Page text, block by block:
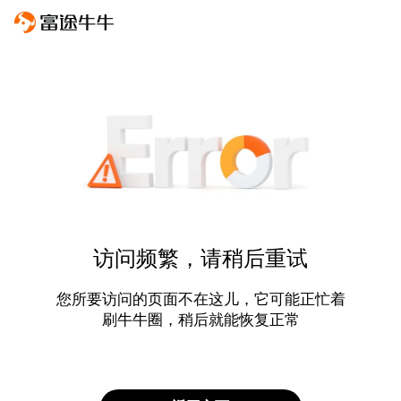
访问频繁，请稍后重试
您所要访问的页面不在这儿，它可能正忙着
刷牛牛圈，稍后就能恢复正常